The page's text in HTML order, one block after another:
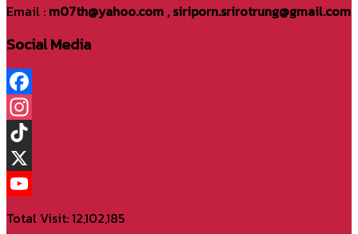
Email : m07th@yahoo.com , siriporn.srirotrung@gmail.com
Social Media
Facebook
Instagram
TikTok
X
YouTube
Total Visit: 12,102,185